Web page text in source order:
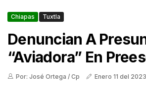
Chiapas Tuxtla
Denuncian A
“aviadora” En
Por: José Ortega / Cp Enero 11 del 2023